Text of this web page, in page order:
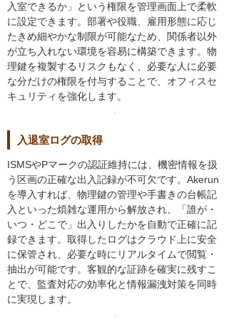
入室できるか」という権限を管理画面上で柔軟
に設定できます。部署や役職、雇用形態に応じ
たきめ細やかな制限が可能なため、関係者以外
が立ち入れない環境を容易に構築できます。物
理鍵を複製するリスクもなく、必要な人に必要
な分だけの権限を付与することで、オフィスセ
キュリティを強化します。
入退室ログの取得
ISMSやPマークの認証維持には、機密情報を扱
う区画の正確な出入記録が不可欠です。Akerun
を導入すれば、物理鍵の管理や手書きの台帳記
入といった煩雑な運用から解放され、「誰が・
いつ・どこで」出入りしたかを自動で正確に記
録できます。取得したログはクラウド上に安全
に保管され、必要な時にリアルタイムで閲覧・
抽出が可能です。客観的な証跡を確実に残すこ
とで、監査対応の効率化と情報漏洩対策を同時
に実現します。